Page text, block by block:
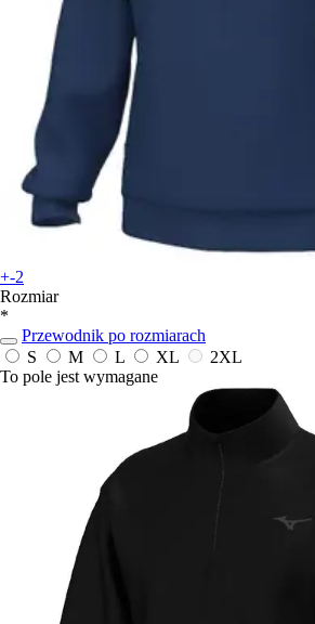
+-2
Rozmiar
*
Przewodnik po rozmiarach
S
M L XL
2XL
To pole jest wymagane